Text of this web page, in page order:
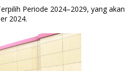
Periode 2024–2029, yang akan
2024.